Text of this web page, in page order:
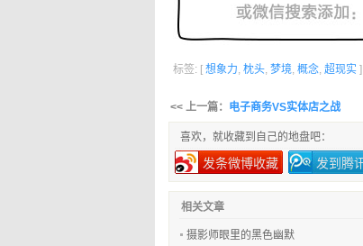
标签: [ 想象力, 枕头, 梦境, 概念, 超现实 ]
<< 上一篇： 电子商务VS实体店之战
喜欢，就收藏到自己的地盘吧：
发条微博收藏 发到腾
相关文章
摄影师眼里的黑色幽默